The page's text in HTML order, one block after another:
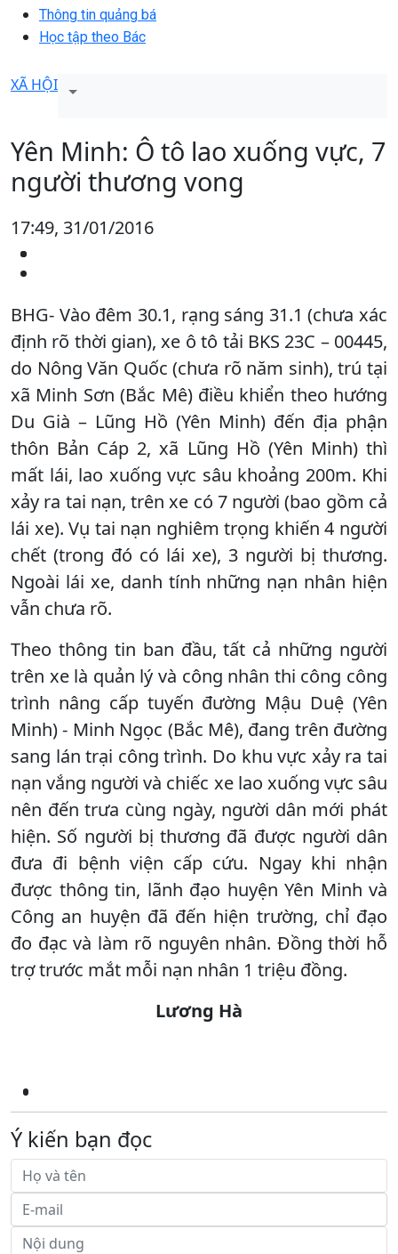
Thông tin quảng bá
Học tập theo Bác
XÃ HỘI
Yên Minh: Ô tô lao xuống vực, 7
người thương vong
17:49, 31/01/2016
BHG- Vào đêm 30.1, rạng sáng 31.1 (chưa xác
định rõ thời gian), xe ô tô tải BKS 23C – 00445,
do Nông Văn Quốc (chưa rõ năm sinh), trú tại
xã Minh Sơn (Bắc Mê) điều khiển theo hướng
Du Già – Lũng Hồ (Yên Minh) đến địa phận
thôn Bản Cáp 2, xã Lũng Hồ (Yên Minh) thì
mất lái, lao xuống vực sâu khoảng 200m. Khi
xảy ra tai nạn, trên xe có 7 người (bao gồm cả
lái xe). Vụ tai nạn nghiêm trọng khiến 4 người
chết (trong đó có lái xe), 3 người bị thương.
Ngoài lái xe, danh tính những nạn nhân hiện
vẫn chưa rõ.
Theo thông tin ban đầu, tất cả những người
trên xe là quản lý và công nhân thi công công
trình nâng cấp tuyến đường Mậu Duệ (Yên
Minh) - Minh Ngọc (Bắc Mê), đang trên đường
sang lán trại công trình. Do khu vực xảy ra tai
nạn vắng người và chiếc xe lao xuống vực sâu
nên đến trưa cùng ngày, người dân mới phát
hiện. Số người bị thương đã được người dân
đưa đi bệnh viện cấp cứu. Ngay khi nhận
được thông tin, lãnh đạo huyện Yên Minh và
Công an huyện đã đến hiện trường, chỉ đạo
đo đạc và làm rõ nguyên nhân. Đồng thời hỗ
trợ trước mắt mỗi nạn nhân 1 triệu đồng.
Lương Hà
Ý kiến bạn đọc